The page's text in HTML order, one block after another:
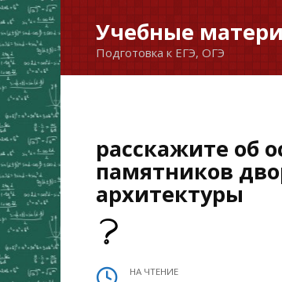
Перейти
к
содержанию
Учебные
Подготовка к ЕГЭ, ОГЭ
расскажите об
памятников
архитектуры
НА ЧТЕНИЕ